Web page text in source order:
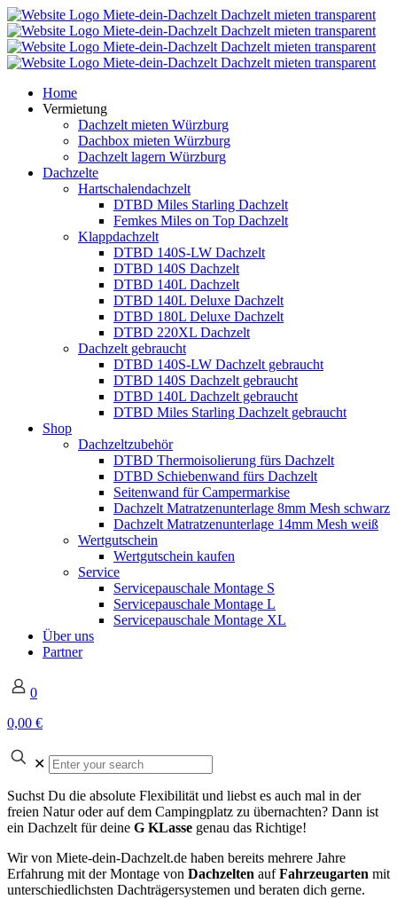
Home
Vermietung
Dachzelt mieten Würzburg
Dachbox mieten Würzburg
Dachzelt lagern Würzburg
Dachzelte
Hartschalendachzelt
DTBD Miles Starling Dachzelt
Femkes Miles on Top Dachzelt
Klappdachzelt
DTBD 140S-LW Dachzelt
DTBD 140S Dachzelt
DTBD 140L Dachzelt
DTBD 140L Deluxe Dachzelt
DTBD 180L Deluxe Dachzelt
DTBD 220XL Dachzelt
Dachzelt gebraucht
DTBD 140S-LW Dachzelt gebraucht
DTBD 140S Dachzelt gebraucht
DTBD 140L Dachzelt gebraucht
DTBD Miles Starling Dachzelt gebraucht
Shop
Dachzeltzubehör
DTBD Thermoisolierung fürs Dachzelt
DTBD Schiebenwand fürs Dachzelt
Seitenwand für Campermarkise
Dachzelt Matratzenunterlage 8mm Mesh schwarz
Dachzelt Matratzenunterlage 14mm Mesh weiß
Wertgutschein
Wertgutschein kaufen
Service
Servicepauschale Montage S
Servicepauschale Montage L
Servicepauschale Montage XL
Über uns
Partner
0
0,00 €
✕
Suchst Du die absolute Flexibilität und liebst es auch mal in der
freien Natur oder auf dem Campingplatz zu übernachten? Dann ist
ein Dachzelt für deine G KLasse genau das Richtige!
Wir von Miete-dein-Dachzelt.de haben bereits mehrere Jahre
Erfahrung mit der Montage von Dachzelten aufFahrzeugarten mit
unterschiedlichsten Dachträgersystemen und beraten dich gerne.